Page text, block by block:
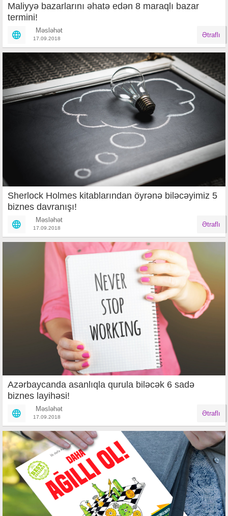
Maliyyə bazarlarını əhatə edən 8 maraqlı bazar
termini!
Məsləhət
17.09.2018 Ətraflı
Sherlock Holmes kitablarından öyrənə biləcəyimiz 5
biznes davranışı!
Məsləhət
17.09.2018 Ətraflı
Azərbaycanda asanlıqla qurula biləcək 6 sadə
biznes layihəsi!
Məsləhət
17.09.2018 Ətraflı